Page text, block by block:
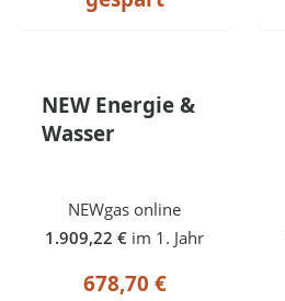
NEW Energie &
Wasser
NEWgas online
1.909,22 € im 1. Jahr
678,70 €